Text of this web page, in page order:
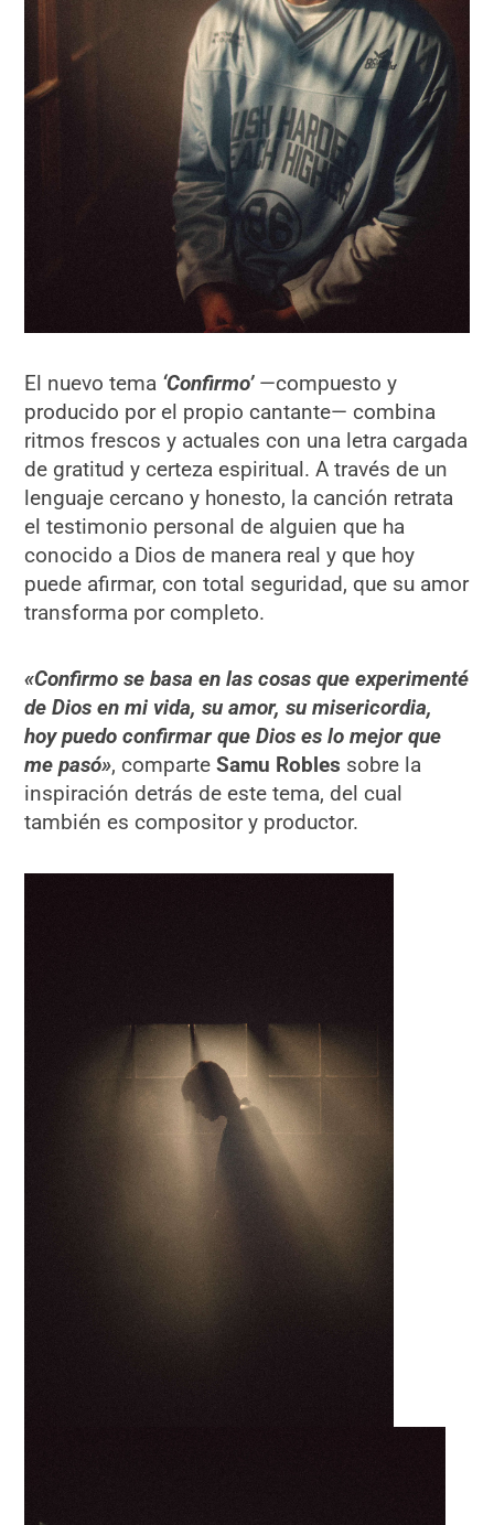
El nuevo tema ‘Confirmo’—compuesto y
producido por el propio cantante— combina
ritmos frescos y actuales con una letra cargada
de gratitud y certeza espiritual. A través de un
lenguaje cercano y honesto, la canción retrata
el testimonio personal de alguien que ha
conocido a Dios de manera real y que hoy
puede afirmar, con total seguridad, que su amor
transforma por completo.
«Confirmo se basa en las cosas que experimenté
de Dios en mi vida, su amor, su misericordia,
hoy puedo confirmar que Dios es lo mejor que
me pasó», comparteSamu Robles sobre la
inspiración detrás de este tema, del cual
también es compositor y productor.